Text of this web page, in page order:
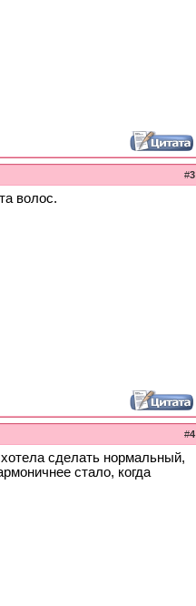
#3
волос.
#4
сделать нормальный,
стало, когда